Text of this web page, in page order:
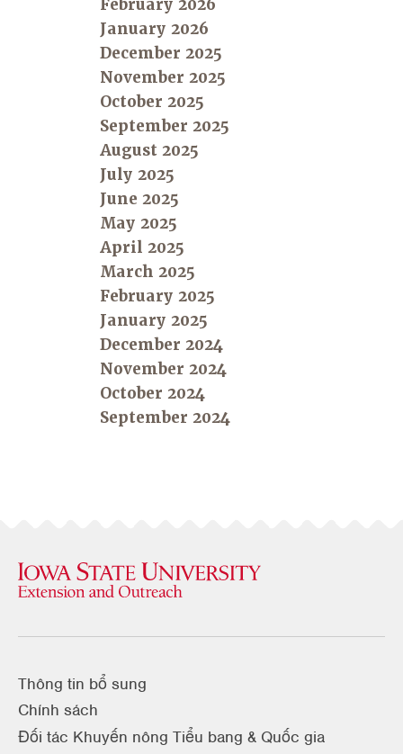
February 2026
January 2026
December 2025
November 2025
October 2025
September 2025
August 2025
July 2025
June 2025
May 2025
April 2025
March 2025
February 2025
January 2025
December 2024
November 2024
October 2024
September 2024
Thông tin bổ sung
Chính sách
Đối tác Khuyến nông Tiểu bang & Quốc gia